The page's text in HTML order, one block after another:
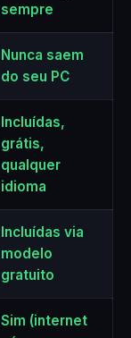
sempre
Nunca saem
do seu PC
Incluídas,
grátis,
qualquer
idioma
Incluídas via
modelo
gratuito
Sim (internet